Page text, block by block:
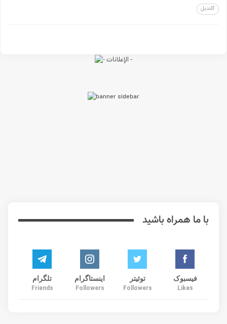
گلندیل
با ما همراه باشید
فیسبوک
Likes
توئیتر
Followers
اینستاگرام
Followers
تلگرام
Friends